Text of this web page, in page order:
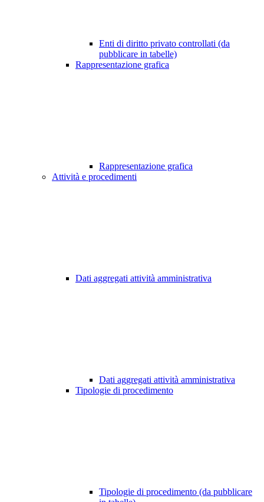
Enti di diritto privato controllati (da
pubblicare in tabelle)
Rappresentazione grafica
Rappresentazione grafica
Attività e procedimenti
Dati aggregati attività amministrativa
Dati aggregati attività amministrativa
Tipologie di procedimento
Tipologie di procedimento (da pubblicare